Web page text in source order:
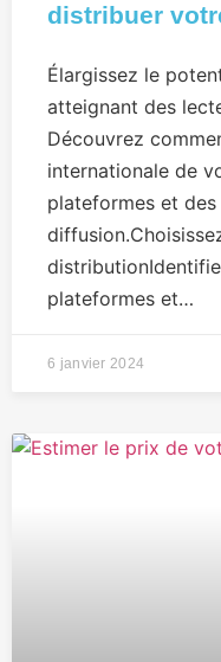
distribuer
Élargissez le
atteignant des
Découvrez
internationale de
plateformes et
plateformes et…
6 janvier 2024